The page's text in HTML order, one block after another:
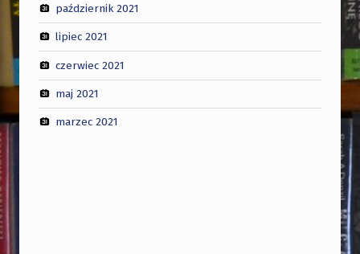
październik 2021
lipiec 2021
czerwiec 2021
maj 2021
marzec 2021